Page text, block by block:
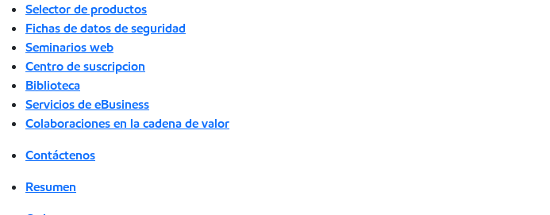
Selector de productos
Fichas de datos de seguridad
Seminarios web
Centro de suscripcion
Biblioteca
Servicios de eBusiness
Colaboraciones en la cadena de valor
Contáctenos
Resumen